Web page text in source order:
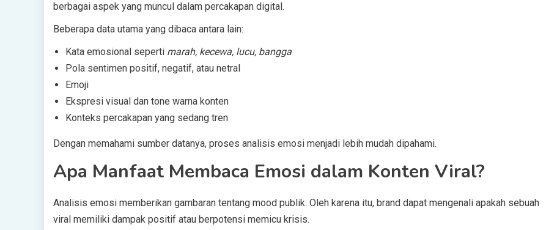
berbagai aspek yang muncul dalam percakapan digital.
Beberapa data utama yang dibaca antara lain:
Kata emosional seperti marah, kecewa, lucu, bangga
Pola sentimen positif, negatif, atau netral
Emoji
Ekspresi visual dan tone warna konten
Konteks percakapan yang sedang tren
Dengan memahami sumber datanya, proses analisis emosi menjadi lebih mudah dipahami.
Apa Manfaat Membaca Emosi dalam Konten Viral?
Analisis emosi memberikan gambaran tentang mood publik. Oleh karena itu, brand dapat mengenali apakah sebuah
viral memiliki dampak positif atau berpotensi memicu krisis.